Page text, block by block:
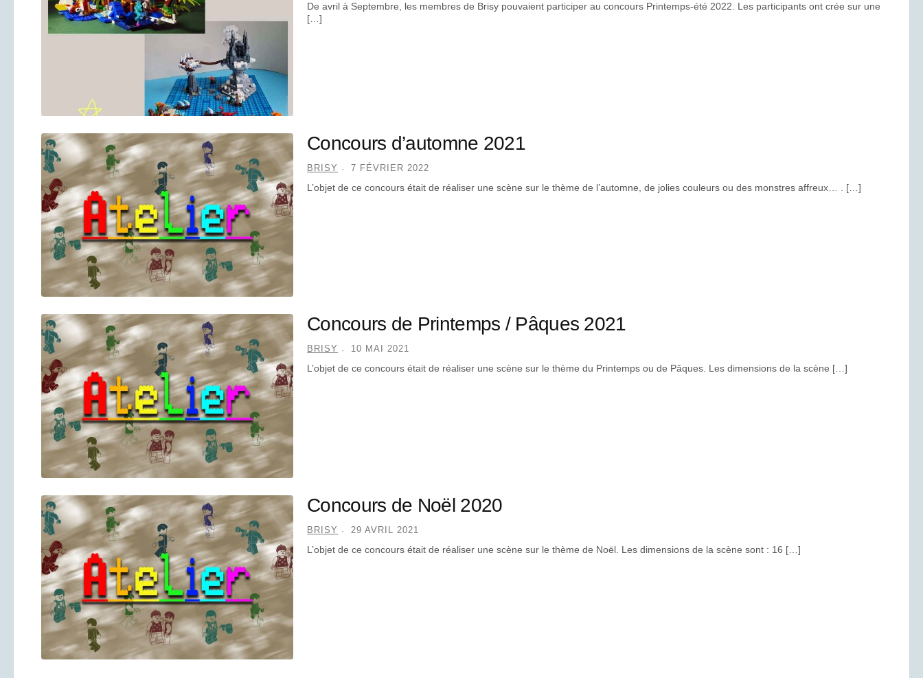
De avril à Septembre, les membres de Brisy pouvaient participer au concours Printemps-été 2022. Les participants ont crée sur une
[…]
Concours d’automne 2021
BRISY 7 FÉVRIER 2022
L’objet de ce concours était de réaliser une scène sur le thème de l’automne, de jolies couleurs ou des monstres affreux… . […]
Concours de Printemps / Pâques 2021
BRISY 10 MAI 2021
L’objet de ce concours était de réaliser une scène sur le thème du Printemps ou de Pâques. Les dimensions de la scène […]
Concours de Noël 2020
BRISY 29 AVRIL 2021
L’objet de ce concours était de réaliser une scène sur le thème de Noël. Les dimensions de la scène sont : 16 […]